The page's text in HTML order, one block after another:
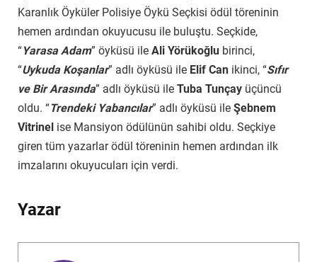
Karanlık Öyküler Polisiye Öykü Seçkisi ödül töreninin
hemen ardından okuyucusu ile buluştu. Seçkide,
“Yarasa Adam” öyküsü ile Ali Yörükoğlu birinci,
“Uykuda Koşanlar” adlı öyküsü ile Elif Can ikinci, “Sıfır
ve Bir Arasında” adlı öyküsü ile Tuba Tunçay üçüncü
oldu. “Trendeki Yabancılar” adlı öyküsü ile Şebnem
Vitrinel ise Mansiyon ödülünün sahibi oldu. Seçkiye
giren tüm yazarlar ödül töreninin hemen ardından ilk
imzalarını okuyucuları için verdi.
Yazar